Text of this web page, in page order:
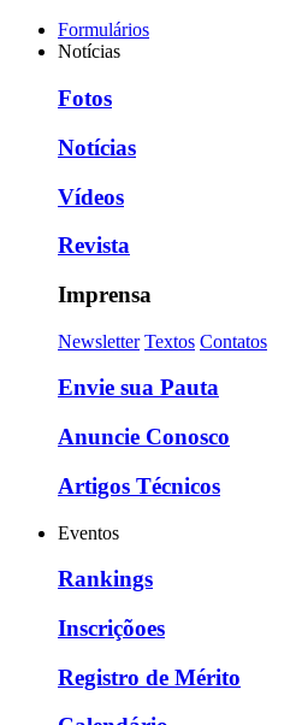
Formulários
Notícias
Fotos
Notícias
Vídeos
Revista
Imprensa
Newsletter Textos Contatos
Envie sua Pauta
Anuncie Conosco
Artigos Técnicos
Eventos
Rankings
Inscriçõoes
Registro de Mérito